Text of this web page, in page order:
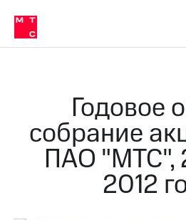
Медиа-центр
и акционерам
Устойчивое развитие
Комплаенс и деловая этика
компании
Карьера
в МТС
История
компании
Руководство
в МТС
Пресс-
релизы
МТС
о технологиях
Годовое
собрание
ПАО "МТС",
2012